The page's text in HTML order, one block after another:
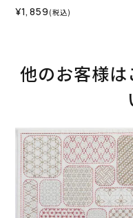
¥1,859 (税込)
他のお客様